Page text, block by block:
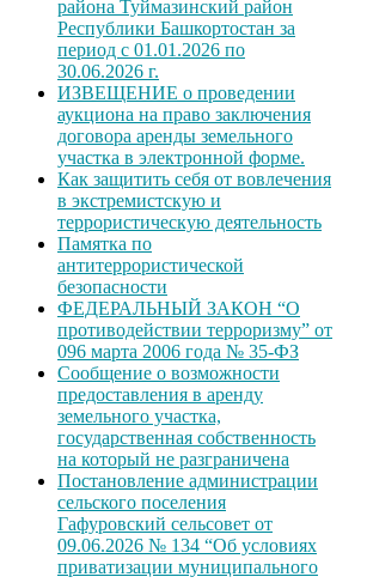
района Туймазинский район
Республики Башкортостан за
период с 01.01.2026 по
30.06.2026 г.
ИЗВЕЩЕНИЕ о проведении
аукциона на право заключения
договора аренды земельного
участка в электронной форме.
Как защитить себя от вовлечения
в экстремистскую и
террористическую деятельность
Памятка по
антитеррористической
безопасности
ФЕДЕРАЛЬНЫЙ ЗАКОН “О
противодействии терроризму” от
096 марта 2006 года № 35-ФЗ
Сообщение о возможности
предоставления в аренду
земельного участка,
государственная собственность
на который не разграничена
Постановление администрации
сельского поселения
Гафуровский сельсовет от
09.06.2026 № 134 “Об условиях
приватизации муниципального